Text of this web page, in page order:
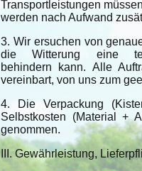
Transportleistungen
werden nach Aufwand
3. Wir ersuchen von
die Witterung eine
behindern kann. Alle
vereinbart, von uns zum
4. Die Verpackung
Selbstkosten (Material +
genommen.
III. Gewährleistung,